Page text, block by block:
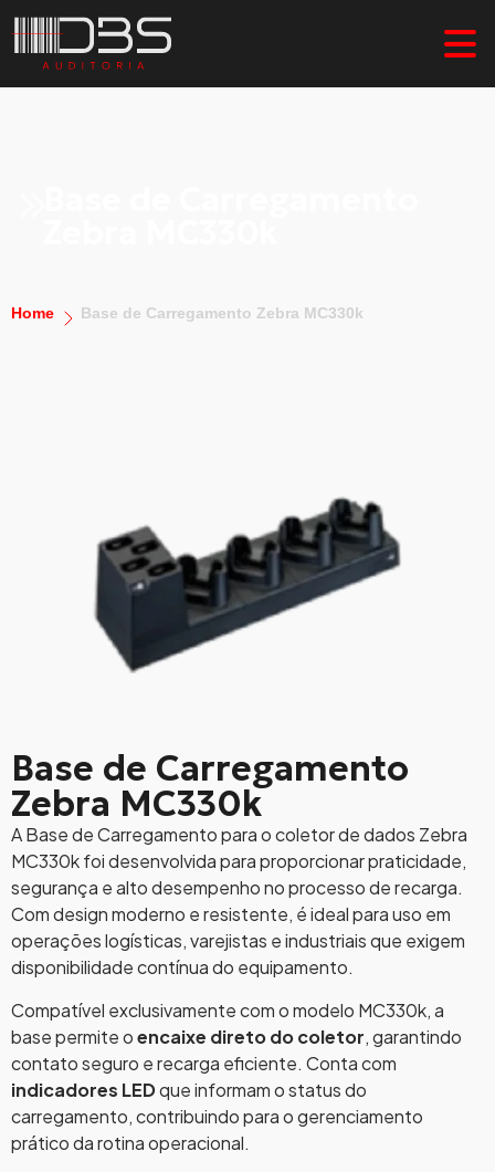
Home Base de Carregamento Zebra MC330k
Base de Carregamento
Zebra MC330k
A Base de Carregamento para o coletor de dados Zebra
MC330k foi desenvolvida para proporcionar praticidade,
segurança e alto desempenho no processo de recarga.
Com design moderno e resistente, é ideal para uso em
operações logísticas, varejistas e industriais que exigem
disponibilidade contínua do equipamento.
Compatível exclusivamente com o modelo MC330k, a
base permite oencaixe direto do coletor, garantindo
contato seguro e recarga eficiente. Conta com
indicadores LEDque informam o status do
carregamento, contribuindo para o gerenciamento
prático da rotina operacional.